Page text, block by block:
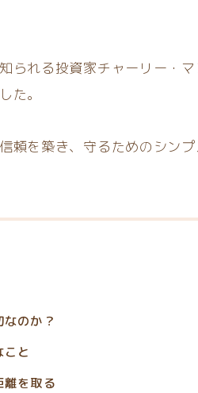
られる投資家チャーリー・
た。
頼を築き、守るためのシン
のか？
と
を取る